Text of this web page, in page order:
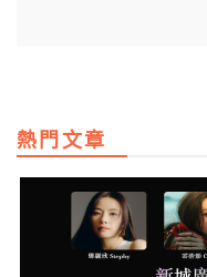
熱門文章